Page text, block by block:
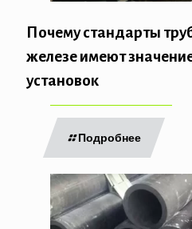
Почему стандарты
железе имеют
установок
Подробнее